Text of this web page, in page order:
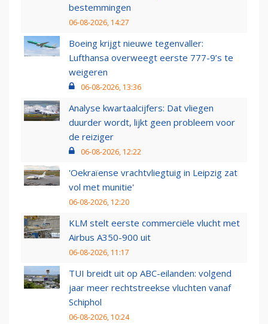
bestemmingen
06-08-2026, 14:27
Boeing krijgt nieuwe tegenvaller:
Lufthansa overweegt eerste 777-9’s te
weigeren
06-08-2026, 13:36
Analyse kwartaalcijfers: Dat vliegen
duurder wordt, lijkt geen probleem voor
de reiziger
06-08-2026, 12:22
'Oekraïense vrachtvliegtuig in Leipzig zat
vol met munitie'
06-08-2026, 12:20
KLM stelt eerste commerciële vlucht met
Airbus A350-900 uit
06-08-2026, 11:17
TUI breidt uit op ABC-eilanden: volgend
jaar meer rechtstreekse vluchten vanaf
Schiphol
06-08-2026, 10:24